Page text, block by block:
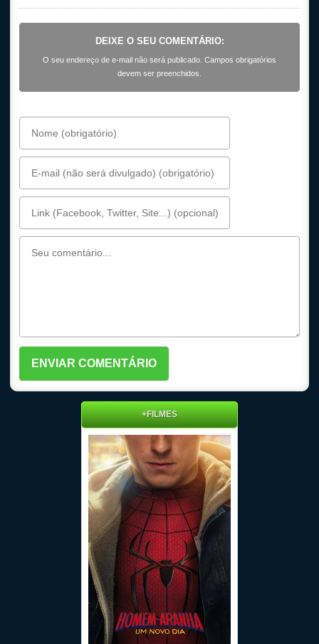
DEIXE O SEU COMENTÁRIO:
O seu endereço de e-mail não será publicado. Campos obrigatórios
devem ser preenchidos.
+FILMES